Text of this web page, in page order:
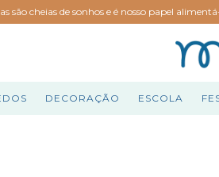
são cheias de sonhos e é nosso papel
DECORAÇÃO ESCOLA